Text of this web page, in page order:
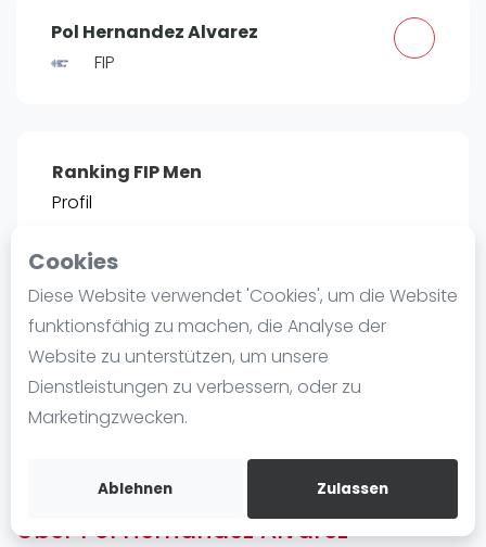
Cookies
Diese Website verwendet 'Cookies', um die Website
funktionsfähig zu machen, die Analyse der
Website zu unterstützen, um unsere
Dienstleistungen zu verbessern, oder zu
Marketingzwecken.
Ablehnen Zulassen
Playtomic
Frauen
FIP Männer
Blog
Die Geschichte von Padel
Regeln und Punktzählung
Padel Schläge
Video
Pol Hernandez Alvarez
FIP
Ranking FIP Men
Profil
POSITIE
#44 1.339
Bist duPol Hernandez Alvarez
Kostenloses Konto erstellen
Über Pol Hernandez Alvarez